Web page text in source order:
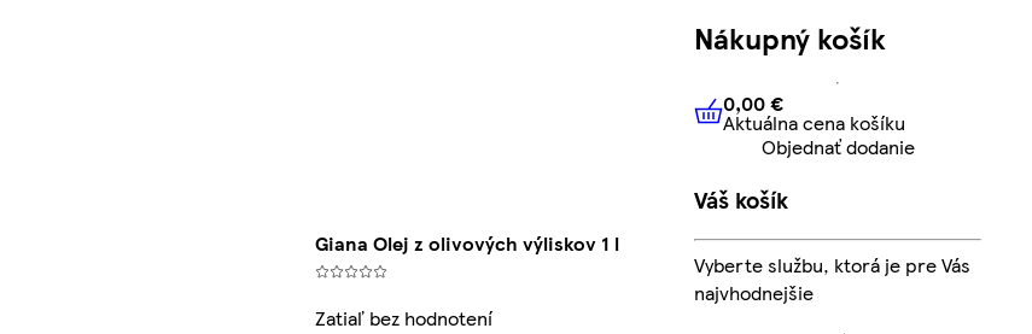
Giana Olej z olivových výliskov 1 l
Zatiaľ bez hodnotení
Nákupný košík
0,00 € Aktuálna cena košíku
0,00 €
Aktuálna cena košíku
Objednať dodanie
Váš košík
Vyberte službu, ktorá je pre Vás
najvhodnejšie